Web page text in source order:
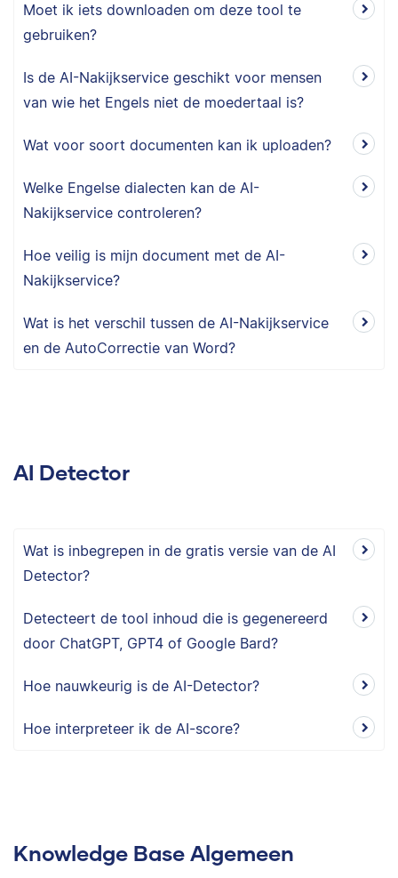
Moet ik iets downloaden om deze tool te
gebruiken?
Is de AI-Nakijkservice geschikt voor mensen
van wie het Engels niet de moedertaal is?
Wat voor soort documenten kan ik uploaden?
Welke Engelse dialecten kan de AI-
Nakijkservice controleren?
Hoe veilig is mijn document met de AI-
Nakijkservice?
Wat is het verschil tussen de AI-Nakijkservice
en de AutoCorrectie van Word?
AI Detector
Wat is inbegrepen in de gratis versie van de AI
Detector?
Detecteert de tool inhoud die is gegenereerd
door ChatGPT, GPT4 of Google Bard?
Hoe nauwkeurig is de AI-Detector?
Hoe interpreteer ik de AI-score?
Knowledge Base Algemeen